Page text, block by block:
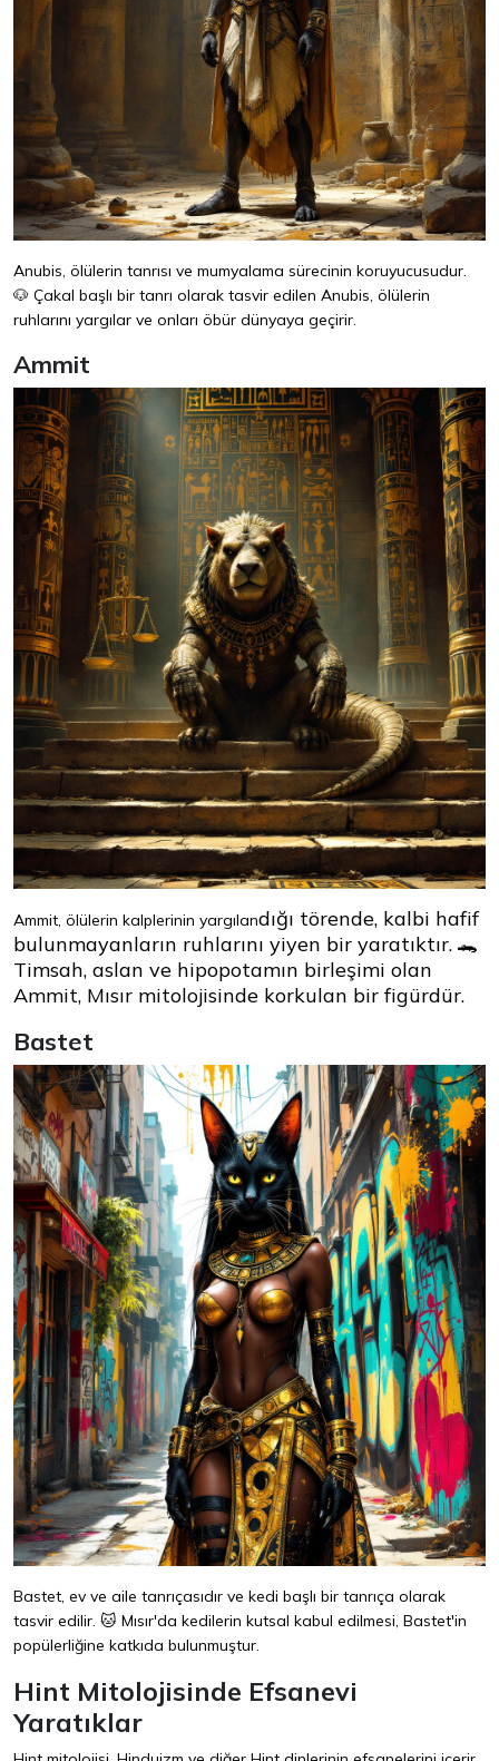
Anubis, ölülerin tanrısı ve mumyalama sürecinin koruyucusudur.
🐶 Çakal başlı bir tanrı olarak tasvir edilen Anubis, ölülerin
ruhlarını yargılar ve onları öbür dünyaya geçirir.
Ammit
Ammit, ölülerin kalplerinin yargılandığı törende, kalbi hafif
bulunmayanların ruhlarını yiyen bir yaratıktır. 🐊
Timsah, aslan ve hipopotamın birleşimi olan
Ammit, Mısır mitolojisinde korkulan bir figürdür.
Bastet
Bastet, ev ve aile tanrıçasıdır ve kedi başlı bir tanrıça olarak
tasvir edilir. 🐱 Mısır'da kedilerin kutsal kabul edilmesi, Bastet'in
popülerliğine katkıda bulunmuştur.
Hint Mitolojisinde Efsanevi
Yaratıklar